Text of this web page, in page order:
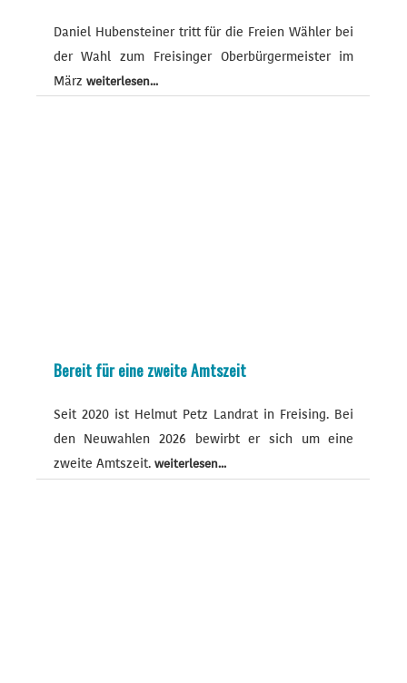
Daniel Hubensteiner tritt für die Freien Wähler bei
der Wahl zum Freisinger Oberbürgermeister im
März weiterlesen...
Bereit für eine zweite Amtszeit
Seit 2020 ist Helmut Petz Landrat in Freising. Bei
den Neuwahlen 2026 bewirbt er sich um eine
zweite Amtszeit. weiterlesen...